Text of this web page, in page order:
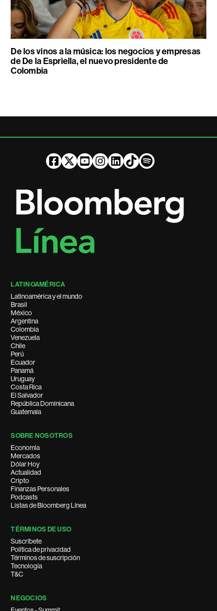
De los vinos a la música: los negocios y empresas
de De la Espriella, el nuevo presidente de
Colombia
LATINOAMÉRICA
Latinoamérica y el mundo
Brasil
México
Argentina
Colombia
Venezuela
Chile
Perú
Ecuador
Panamá
Uruguay
Costa Rica
El Salvador
República Dominicana
Guatemala
SOBRE NOSOTROS
Economía
Mercados
Dólar Hoy
Actualidad
Cripto
Finanzas Personales
Podcasts
Listas de Bloomberg Línea
TÉRMINOS DE USO
Suscríbete
Política de privacidad
Términos de suscripción
Tecnología
T&C
NEGOCIOS